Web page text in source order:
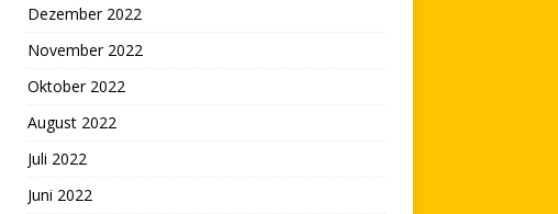
Dezember 2022
November 2022
Oktober 2022
August 2022
Juli 2022
Juni 2022